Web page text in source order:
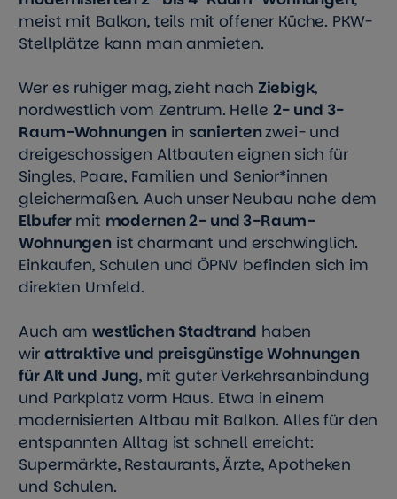
meist mit Balkon, teils mit offener Küche. PKW-
Stellplätze kann man anmieten.
Wer es ruhiger mag, zieht nach Ziebigk,
nordwestlich vom Zentrum. Helle 2- und 3-
Raum-Wohnungen in saniertenzwei- und
dreigeschossigen Altbauten eignen sich für
Singles, Paare, Familien und Senior*innen
gleichermaßen. Auch unser Neubau nahe dem
Elbufer mit modernen 2- und 3-Raum-
Wohnungen ist charmant und erschwinglich.
Einkaufen, Schulen und ÖPNV befinden sich im
direkten Umfeld.
Auch amwestlichen Stadtrand haben
wir attraktive und preisgünstige Wohnungen
für Alt und Jung, mit guter Verkehrsanbindung
und Parkplatz vorm Haus. Etwa in einem
modernisierten Altbau mit Balkon. Alles für den
entspannten Alltag ist schnell erreicht:
Supermärkte, Restaurants, Ärzte, Apotheken
und Schulen.